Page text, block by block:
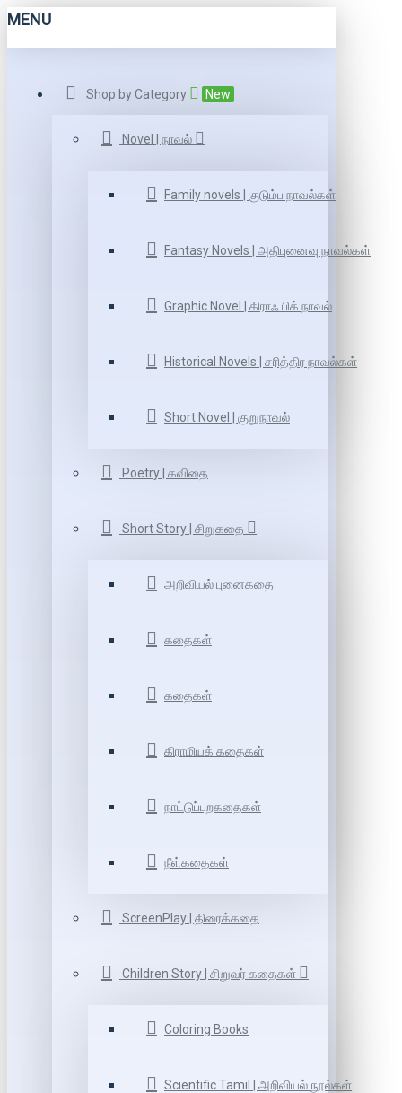
MENU
Shop by Category New
Novel | நாவல்
Family novels | குடும்ப நாவல்கள்
Fantasy Novels | அதிபுனைவு நாவல்கள்
Graphic Novel | கிராஃ பிக் நாவல்
Historical Novels | சரித்திர நாவல்கள்
Short Novel | குறுநாவல்
Poetry | கவிதை
Short Story | சிறுகதை
அறிவியல் புனைகதை
கதைகள்
கதைகள்
கிராமியக் கதைகள்
நாட்டுப்புறகதைகள்
நீள்கதைகள்
ScreenPlay | திரைக்கதை
Children Story | சிறுவர் கதைகள்
Coloring Books
Scientific Tamil | அறிவியல் நூல்கள்